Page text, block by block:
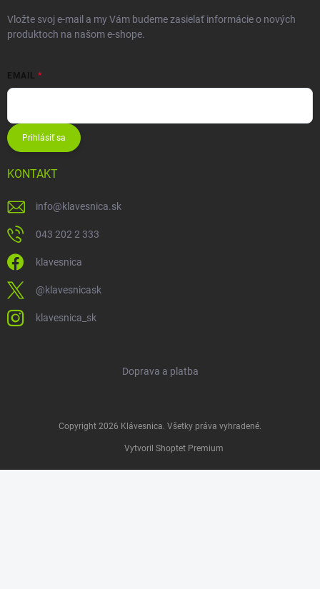
Vložte svoj e-mail a my Vám budeme zasielať informácie o nových
produktoch na našom e-shope.
EMAIL
Prihlásiť sa
KONTAKT
info@klavesnica.sk
043 202 2 333
klavesnica
@klavesnicask
klavesnica_sk
Doprava a platba
Vytvoril Shoptet Premium
Copyright 2026 Klávesnica. Všetky práva vyhradené.